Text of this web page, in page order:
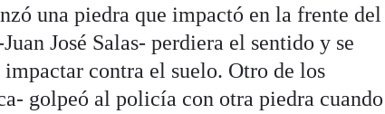
una piedra que impactó en la frente del
José Salas- perdiera el sentido y se
contra el suelo. Otro de los
golpeó al policía con otra piedra cuando